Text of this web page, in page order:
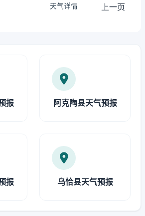
天气详情
上一页
报 阿克陶县天气预报
报 乌恰县天气预报